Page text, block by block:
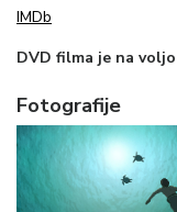
IMDb
DVD filma je na
Fotografije